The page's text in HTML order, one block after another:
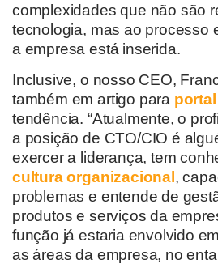
complexidades que não são
tecnologia, mas ao processo
a empresa está inserida.
Inclusive, o nosso CEO,
também em artigo para portal
tendência. “Atualmente, o
a posição de CTO/CIO é
exercer a liderança, tem
cultura organizacional ,
problemas e entende de
produtos e serviços da
função já estaria envolvido
as áreas da empresa, no